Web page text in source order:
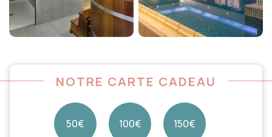
NOTRE CARTE CADEAU
50€ 100€ 150€